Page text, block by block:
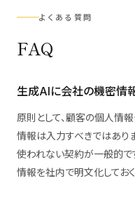
よくある質問
FAQ
生成AIに会社の機密情
原則として、顧客の個人情
情報は入力すべきではあり
使われない契約が一般的で
情報を社内で明文化しておく